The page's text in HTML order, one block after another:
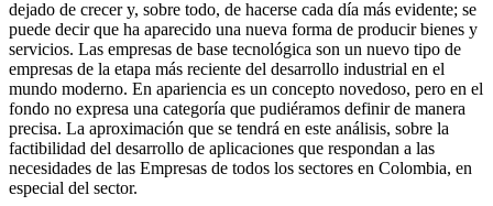
dejado de crecer y, sobre todo, de hacerse cada día más evidente; se
puede decir que ha aparecido una nueva forma de producir bienes y
servicios. Las empresas de base tecnológica son un nuevo tipo de
empresas de la etapa más reciente del desarrollo industrial en el
mundo moderno. En apariencia es un concepto novedoso, pero en el
fondo no expresa una categoría que pudiéramos definir de manera
precisa. La aproximación que se tendrá en este análisis, sobre la
factibilidad del desarrollo de aplicaciones que respondan a las
necesidades de las Empresas de todos los sectores en Colombia, en
especial del sector.